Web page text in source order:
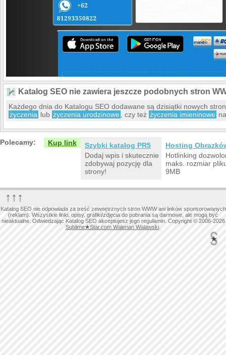
Katalog SEO nie zawiera jeszcze podobnych stron
Każdego dnia do Katalogu SEO dodawane są dzisiątki nowych
życzenia lub życzenia urodzinowe , czy też życzenia imieninowe
Polecamy: Kup link
Szybki katalog PR5
Dodaj wpis i skutecznie
zdobywaj pozycję dla
strony!
Hosting
Hotlinking
maks. rozmiar
9MB
↑↑↑
Katalog SEO nie odpowiada za treść zewnętrznych stron WWW ani linków sponsorowanych
(reklam). Wszystkie linki, opisy, grafiki/zdjęcia do pobrania są darmowe, ale mogą być
nieaktualne. Odwiedzając Katalog SEO akceptujesz jego regulamin. Copyright © 2006-2026
Sublime★Star.com Walerian Walawski